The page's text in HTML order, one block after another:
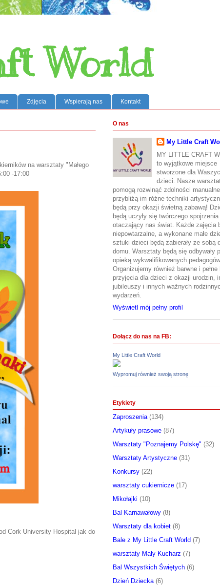
World
Zdjęcia Wspierają nas Kontakt
na warsztaty "Małego
-17:00
Cork University Hospital jak do
O nas
My Little Craft
MY LITTLE CRAFT
to wyjątkowe miejsce
stworzone dla
dzieci. Nasze
pomogą rozwinąć zdolności
przybliżą im różne techniki
będą przy okazji świetną zabawą!
będą uczyły się twórczego spojrzenia
otaczający nas świat. Każde zajęcia
niepowtarzalne, a wykonane małe
sztuki dzieci będą zabierały ze sobą
domu. Warsztaty będą się odbywały
opieką wykwalifikowanych
Organizujemy również barwne i pełne
przyjęcia dla dzieci z okazji urodzin,
jubileuszy i innych ważnych
wydarzeń.
Wyświetl mój pełny profil
Dołącz do nas na FB:
My Little Craft World
Wypromuj również swoją stronę
Etykiety
Zaproszenia (134)
Artykuły prasowe (87)
Warsztaty "Poznajemy Polskę" (32)
Warsztaty Artystyczne (31)
Konkursy (22)
warsztaty cukiernicze (17)
Mikołajki (10)
Bal Karnawałowy (8)
Warsztaty dla kobiet (8)
Bale z My Little Craft World (7)
warsztaty Mały Kucharz (7)
Bal Wszystkich Świętych (6)
Dzień Dziecka (6)